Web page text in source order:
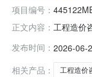
项目编号：
正文内容： 工程造价
围产业园
发布时间： 2026-06-
相关产品：
工程造价